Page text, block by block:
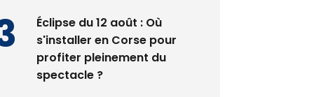
Éclipse du 12 août : Où
s'installer en Corse pour
profiter pleinement du
spectacle ?